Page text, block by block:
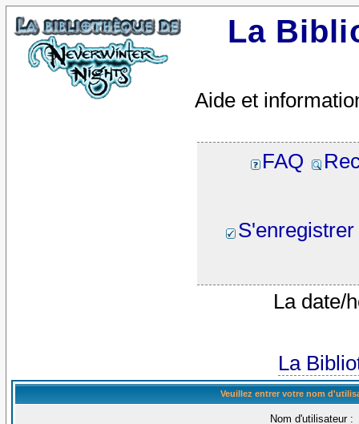
La
Aide et
FAQ
S'enregistrer
La date/
La
Veuillez entrer votre nom
Nom d'utilisateur: